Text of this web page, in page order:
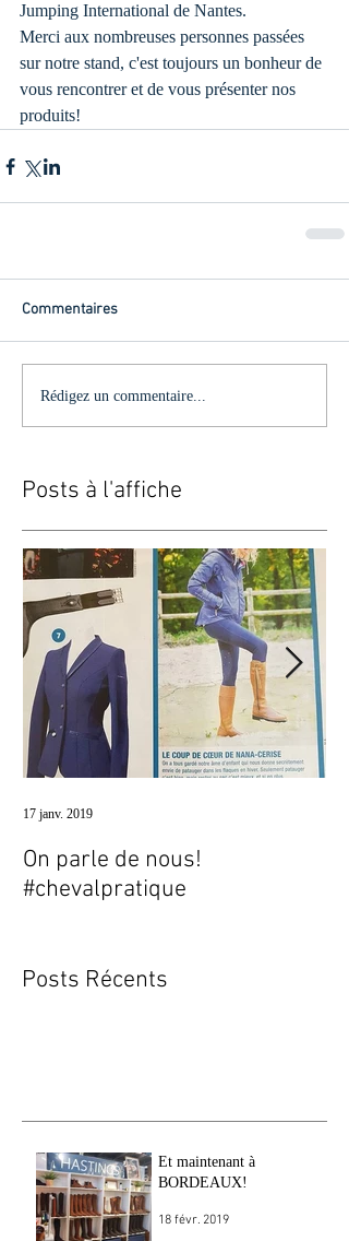
Jumping International de Nantes.
Merci aux nombreuses personnes passées
sur notre stand, c'est toujours un bonheur de
vous rencontrer et de vous présenter nos
produits!
Commentaires
Rédigez un commentaire...
Posts à l'affiche
On parle de nous!
#chevalpratique
17 janv. 2019
Posts Récents
Et maintenant à
BORDEAUX!
18 févr. 2019